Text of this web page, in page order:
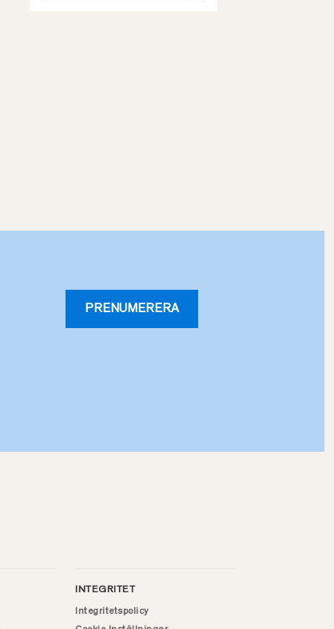
PRENUMERERA
INTEGRITET
Integritetspolicy